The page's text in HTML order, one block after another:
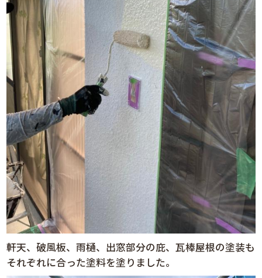
軒天、破風板、雨樋、出窓部分の庇、瓦棒屋根の塗装も
それぞれに合った塗料を塗りました。